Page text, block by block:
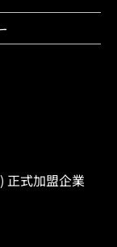
正式加盟企業